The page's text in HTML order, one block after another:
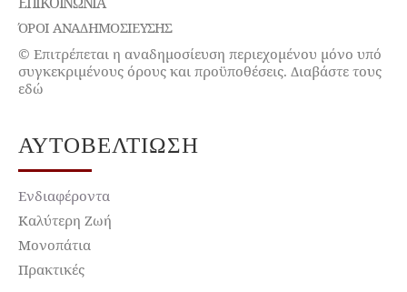
ΌΡΟΙ ΑΝΑΔΗΜΟΣΙΕΥΣΗΣ
© Επιτρέπεται η αναδημοσίευση περιεχομένου μόνο υπό
συγκεκριμένους όρους και προϋποθέσεις. Διαβάστε τους
εδώ
ΑΥΤΟΒΕΛΤΊΩΣΗ
Ενδιαφέροντα
Καλύτερη Ζωή
Μονοπάτια
Πρακτικές